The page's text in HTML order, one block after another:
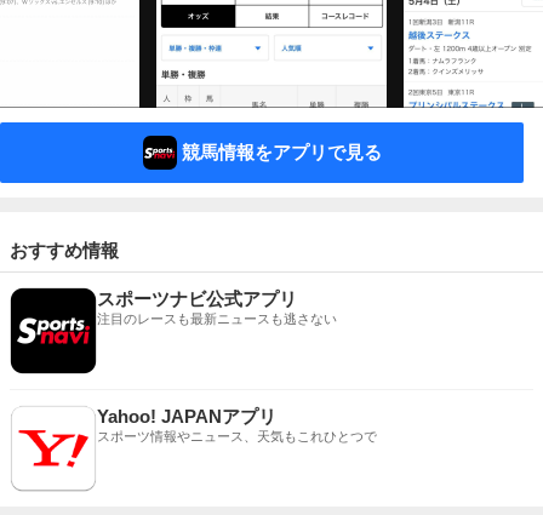
競馬情報をアプリで見る
おすすめ情報
スポーツナビ公式アプリ
注目のレースも最新ニュースも逃さない
Yahoo! JAPANアプリ
スポーツ情報やニュース、天気もこれひとつで